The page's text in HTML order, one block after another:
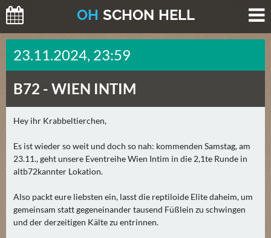
OH SCHON HELL
H
E
T
E
(
)
M
O
R
G
23.11.2024, 23:59
B72 - WIEN INTIM
Hey ihr Krabbeltierchen,
Es ist wieder so weit und doch so nah: kommenden Samstag, am
23.11., geht unsere Eventreihe Wien Intim in die 2,1te Runde in
altb72kannter Lokation.
Also packt eure liebsten ein, lasst die reptiloide Elite daheim, um
gemeinsam statt gegeneinander tausend Füßlein zu schwingen
und der derzeitigen Kälte zu entrinnen.